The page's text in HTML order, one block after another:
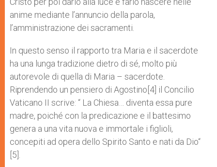
anime mediante l’annuncio della parola,
l’amministrazione dei sacramenti.
In questo senso il rapporto tra Maria e il sacerdote
ha una lunga tradizione dietro di sé, molto più
autorevole di quella di Maria – sacerdote.
Riprendendo un pensiero di Agostino[4] il Con­cilio
Vaticano II scrive: “ La Chiesa… diventa essa pure
madre, poiché con la predicazione e il battesimo
genera a una vita nuova e immortale i figlioli,
concepiti ad opera dello Spirito Santo e nati da Dio“
[5].